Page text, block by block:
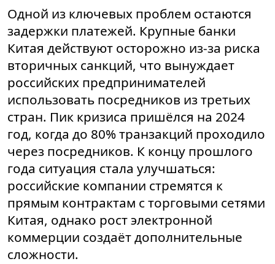
Одной из ключевых проблем остаются
задержки платежей. Крупные банки
Китая действуют осторожно из-за риска
вторичных санкций, что вынуждает
российских предпринимателей
использовать посредников из третьих
стран. Пик кризиса пришёлся на 2024
год, когда до 80% транзакций проходило
через посредников. К концу прошлого
года ситуация стала улучшаться:
российские компании стремятся к
прямым контрактам с торговыми сетями
Китая, однако рост электронной
коммерции создаёт дополнительные
сложности.